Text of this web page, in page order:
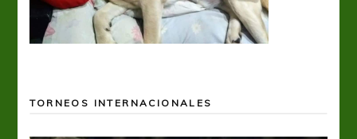
TORNEOS INTERNACIONALES